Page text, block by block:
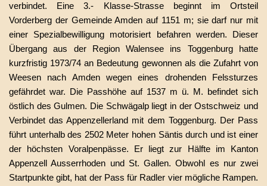
verbindet. Eine 3.- Klasse-Strasse beginnt im Ortsteil
Vorderberg der Gemeinde Amden auf 1151 m; sie darf nur mit
einer Spezialbewilligung motorisiert befahren werden. Dieser
Übergang aus der Region Walensee ins Toggenburg hatte
kurzfristig 1973/74 an Bedeutung gewonnen als die Zufahrt von
Weesen nach Amden wegen eines drohenden Felssturzes
gefährdet war. Die Passhöhe auf 1537 m ü. M. befindet sich
östlich des Gulmen. Die Schwägalp liegt in der Ostschweiz und
Verbindet das Appenzellerland mit dem Toggenburg. Der Pass
führt unterhalb des 2502 Meter hohen Säntis durch und ist einer
der höchsten Voralpenpässe. Er liegt zur Hälfte im Kanton
Appenzell Ausserrhoden und St. Gallen. Obwohl es nur zwei
Startpunkte gibt, hat der Pass für Radler vier mögliche Rampen.